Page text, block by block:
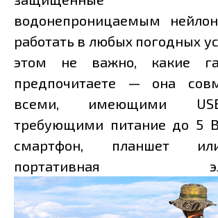
водонепроницаемым
работать в любых погодных
этом не важно, какие
предпочитаете — она
всеми, имеющими
требующими питание до 5
смартфон, планшет
портативная